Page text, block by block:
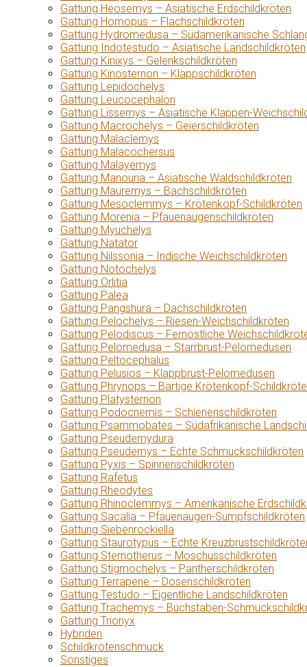
Gattung Heosemys – Asiatische Erdschildkröten
Gattung Homopus – Flachschildkröten
Gattung Hydromedusa – Südamerikanische
Gattung Indotestudo – Asiatische Landschildkröten
Gattung Kinixys – Gelenkschildkröten
Gattung Kinosternon – Klappschildkröten
Gattung Lepidochelys
Gattung Leucocephalon
Gattung Lissemys – Asiatische Klappen-
Gattung Macrochelys – Geierschildkröten
Gattung Malaclemys
Gattung Malacochersus
Gattung Malayemys
Gattung Manouria – Asiatische Waldschildkröten
Gattung Mauremys – Bachschildkröten
Gattung Mesoclemmys – Krötenkopf-Schildkröten
Gattung Morenia – Pfauenaugenschildkröten
Gattung Myuchelys
Gattung Natator
Gattung Nilssonia – Indische Weichschildkröten
Gattung Notochelys
Gattung Orlitia
Gattung Palea
Gattung Pangshura – Dachschildkröten
Gattung Pelochelys – Riesen-Weichschildkröten
Gattung Pelodiscus – Fernöstliche
Gattung Pelomedusa – Starrbrust-Pelomedusen
Gattung Peltocephalus
Gattung Pelusios – Klappbrust-Pelomedusen
Gattung Phrynops – Bärtige Krötenkopf-
Gattung Platysternon
Gattung Podocnemis – Schienenschildkröten
Gattung Psammobates – Südafrikanische
Gattung Pseudemydura
Gattung Pseudemys – Echte Schmuckschildkröten
Gattung Pyxis – Spinnenschildkröten
Gattung Rafetus
Gattung Rheodytes
Gattung Rhinoclemmys – Amerikanische
Gattung Sacalia – Pfauenaugen-Sumpfschildkröten
Gattung Siebenrockiella
Gattung Staurotypus – Echte
Gattung Sternotherus – Moschusschildkröten
Gattung Stigmochelys – Pantherschildkröten
Gattung Terrapene – Dosenschildkröten
Gattung Testudo – Eigentliche Landschildkröten
Gattung Trachemys – Buchstaben-
Gattung Trionyx
Hybriden
Schildkrötenschmuck
Sonstiges